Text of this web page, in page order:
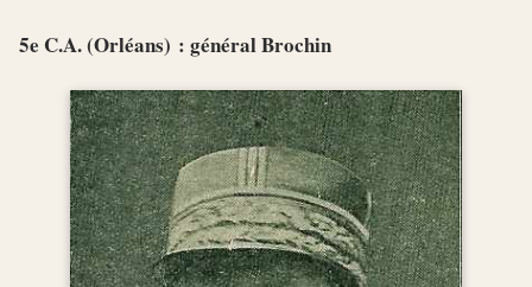
5e C.A. (Orléans) : général Brochin